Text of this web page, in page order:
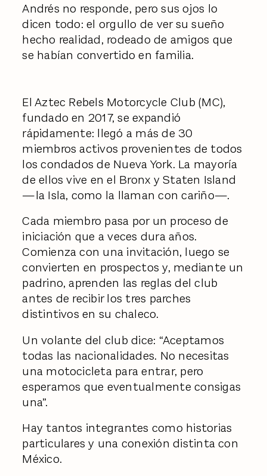
Andrés no responde, pero sus ojos lo
dicen todo: el orgullo de ver su sueño
hecho realidad, rodeado de amigos que
se habían convertido en familia.
El Aztec Rebels Motorcycle Club (MC),
fundado en 2017, se expandió
rápidamente: llegó a más de 30
miembros activos provenientes de todos
los condados de Nueva York. La mayoría
de ellos vive en el Bronx y Staten Island
—la Isla, como la llaman con cariño—.
Cada miembro pasa por un proceso de
iniciación que a veces dura años.
Comienza con una invitación, luego se
convierten en prospectos y, mediante un
padrino, aprenden las reglas del club
antes de recibir los tres parches
distintivos en su chaleco.
Un volante del club dice: “Aceptamos
todas las nacionalidades. No necesitas
una motocicleta para entrar, pero
esperamos que eventualmente consigas
una”.
Hay tantos integrantes como historias
particulares y una conexión distinta con
México.